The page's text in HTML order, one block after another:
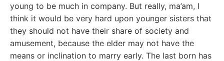
young to be much in company. But really, ma’am, I
think it would be very hard upon younger sisters that
they should not have their share of society and
amusement, because the elder may not have the
means or inclination to marry early. The last born has